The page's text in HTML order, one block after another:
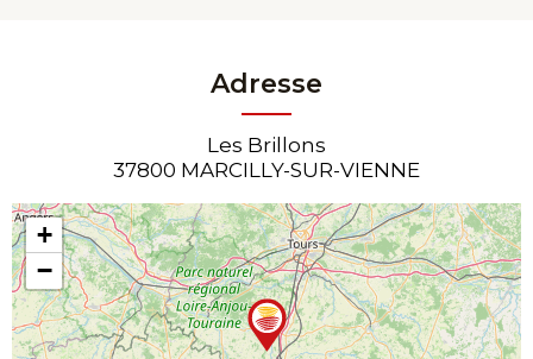
Adresse
Les Brillons
37800 MARCILLY-SUR-VIENNE
+
−